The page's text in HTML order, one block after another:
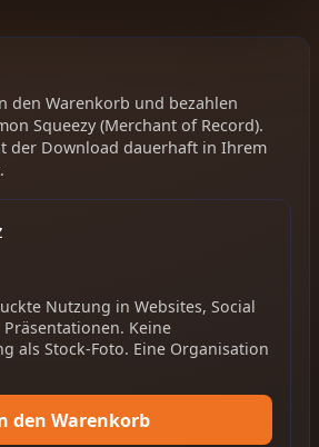
den Warenkorb und bezahlen
Squeezy (Merchant of Record).
der Download dauerhaft in Ihrem
Nutzung in Websites, Social
Keine
als Stock-Foto. Eine Organisation
den Warenkorb